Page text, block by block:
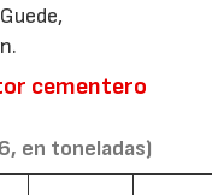
cementero
en toneladas)